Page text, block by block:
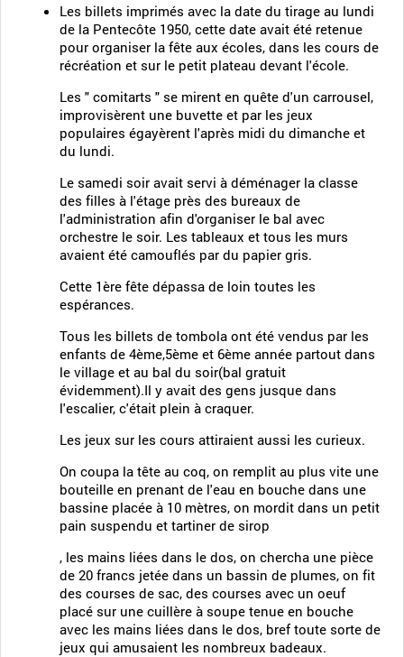
Les billets imprimés avec la date du tirage au lundi
de la Pentecôte 1950, cette date avait été retenue
pour organiser la fête aux écoles, dans les cours de
récréation et sur le petit plateau devant l'école.
Les " comitarts " se mirent en quête d'un carrousel,
improvisèrent une buvette et par les jeux
populaires égayèrent l'après midi du dimanche et
du lundi.
Le samedi soir avait servi à déménager la classe
des filles à l'étage près des bureaux de
l'administration afin d'organiser le bal avec
orchestre le soir. Les tableaux et tous les murs
avaient été camouflés par du papier gris.
Cette 1ère fête dépassa de loin toutes les
espérances.
Tous les billets de tombola ont été vendus par les
enfants de 4ème,5ème et 6ème année partout dans
le village et au bal du soir(bal gratuit
évidemment).Il y avait des gens jusque dans
l'escalier, c'était plein à craquer.
Les jeux sur les cours attiraient aussi les curieux.
On coupa la tête au coq, on remplit au plus vite une
bouteille en prenant de l'eau en bouche dans une
bassine placée à 10 mètres, on mordit dans un petit
pain suspendu et tartiner de sirop
, les mains liées dans le dos, on chercha une pièce
de 20 francs jetée dans un bassin de plumes, on fit
des courses de sac, des courses avec un oeuf
placé sur une cuillère à soupe tenue en bouche
avec les mains liées dans le dos, bref toute sorte de
jeux qui amusaient les nombreux badeaux.